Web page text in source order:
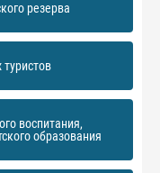
резерва
воспитания,
образования